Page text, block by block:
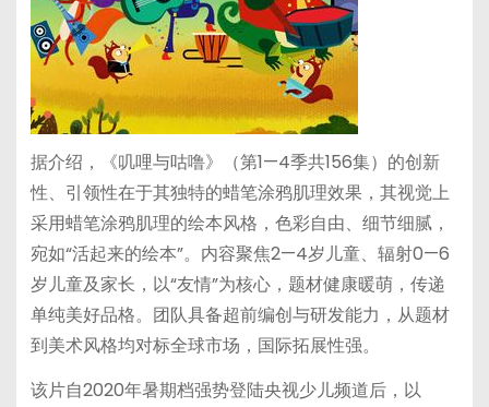
据介绍，《叽哩与咕噜》（第1—4季共156集）的创新
性、引领性在于其独特的蜡笔涂鸦肌理效果，其视觉上
采用蜡笔涂鸦肌理的绘本风格，色彩自由、细节细腻，
宛如“活起来的绘本”。内容聚焦2—4岁儿童、辐射0—6
岁儿童及家长，以“友情”为核心，题材健康暖萌，传递
单纯美好品格。团队具备超前编创与研发能力，从题材
到美术风格均对标全球市场，国际拓展性强。
该片自2020年暑期档强势登陆央视少儿频道后，以